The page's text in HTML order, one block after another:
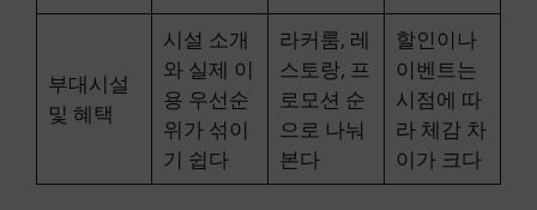
부대시설
및 혜택
시설 소개
와 실제 이
용 우선순
위가 섞이
기 쉽다
라커룸, 레
스토랑, 프
로모션 순
으로 나눠
본다
할인이나
이벤트는
시점에 따
라 체감 차
이가 크다